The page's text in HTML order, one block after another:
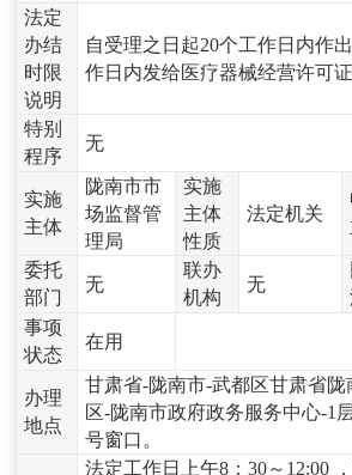
法定
办结
时限
说明
自受理之日起20个工作日内作
作日内发给医疗器械经营许可证
特别
程序
无
实施
主体
陇南市市
场监督管
理局
实施
主体
性质
法定机关
委托
部门
无
联办
机构
无
事项
状态
在用
办理
地点
甘肃省-陇南市-武都区甘肃省陇
区-陇南市政府政务服务中心-1
号窗口。
法定工作日上午8：30～12:00